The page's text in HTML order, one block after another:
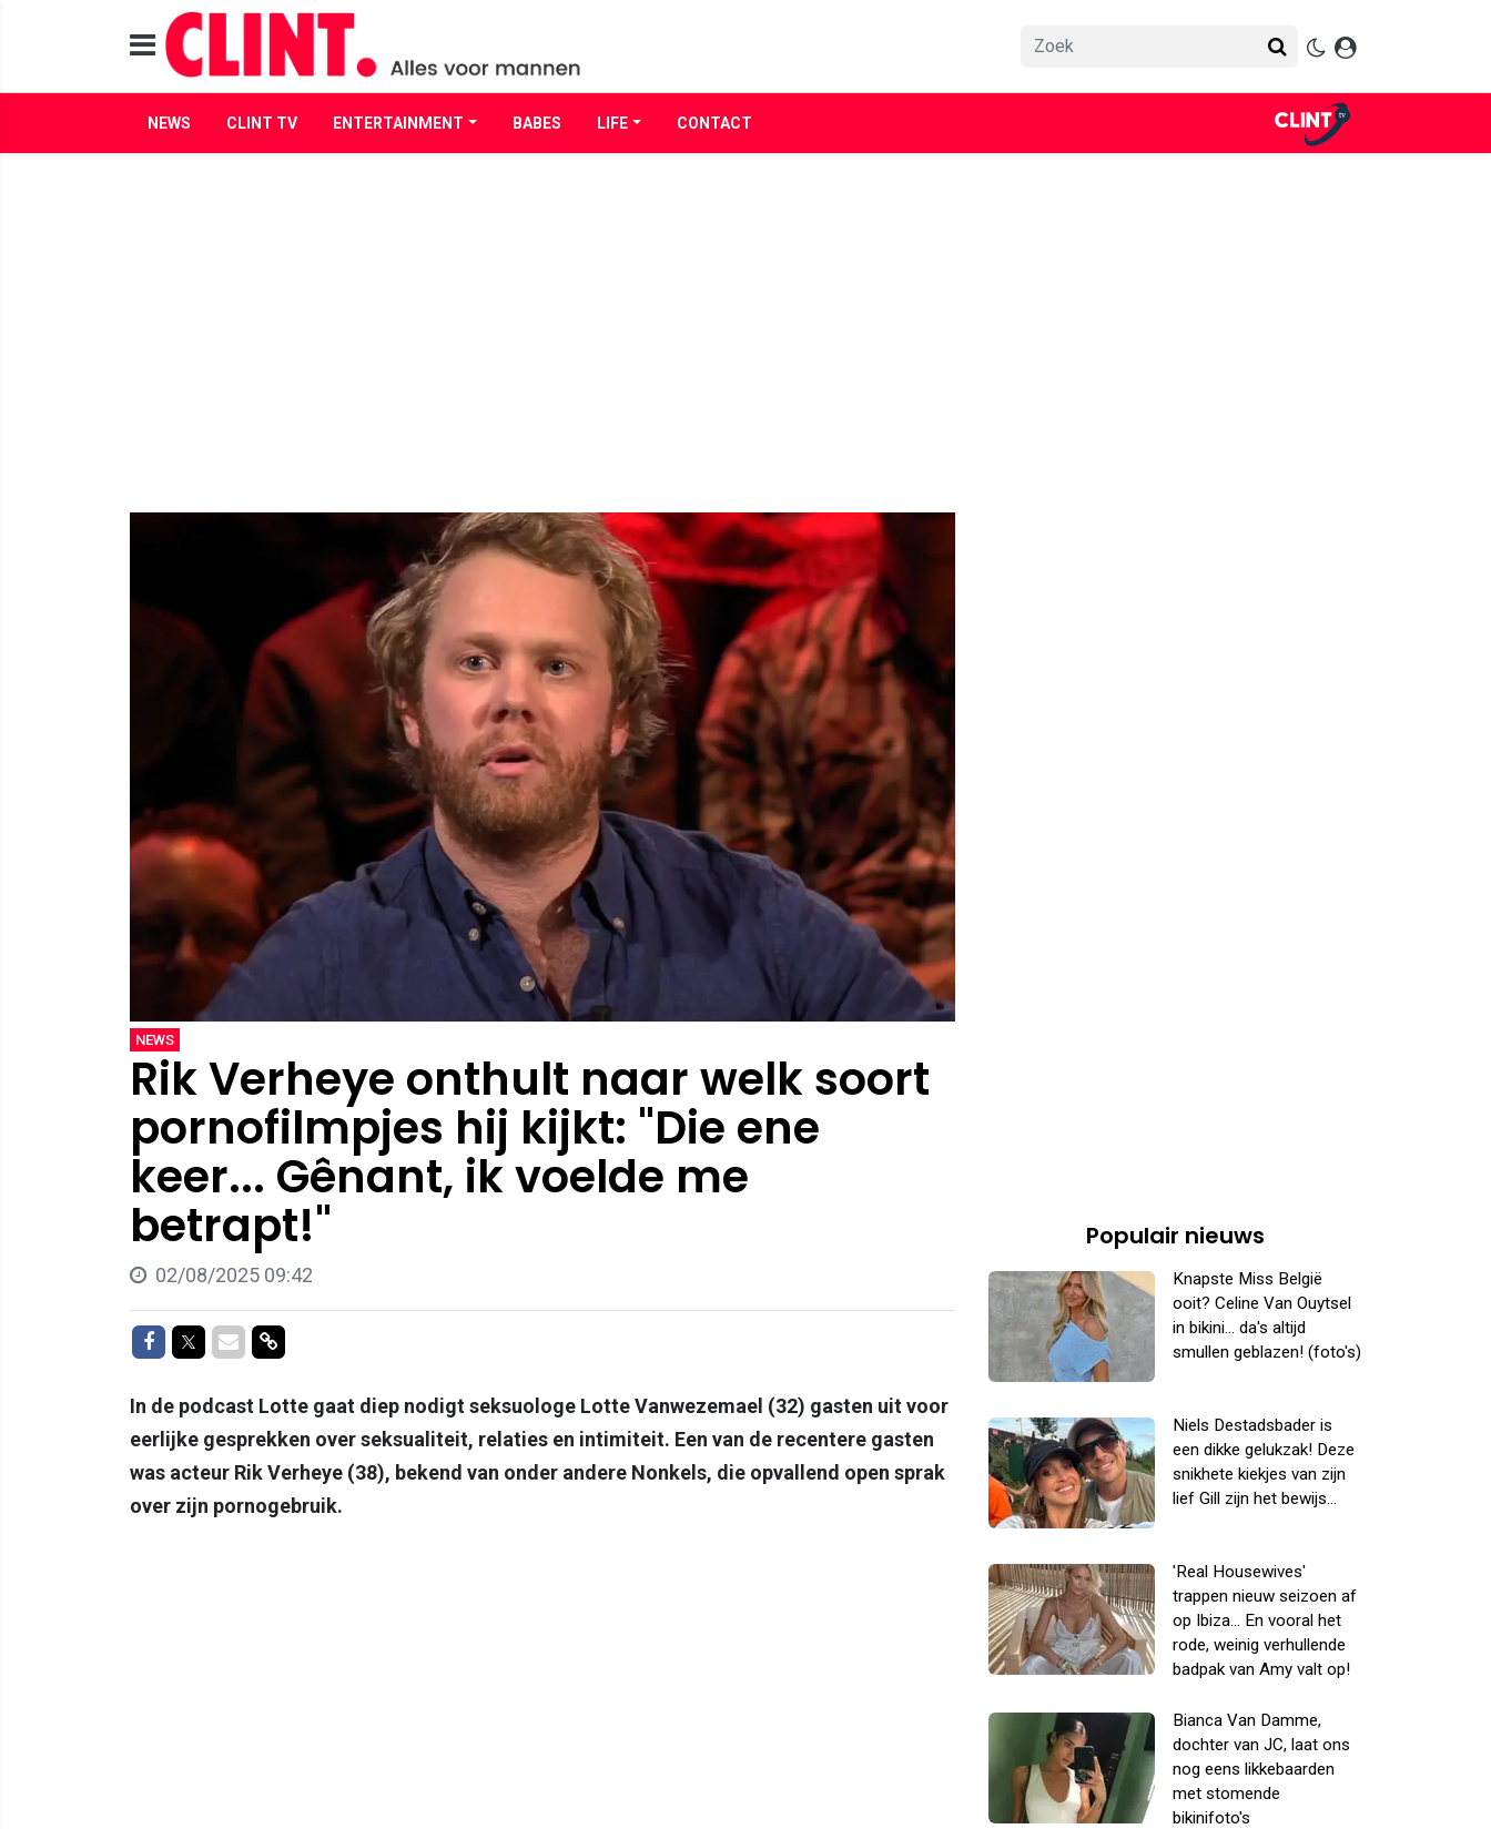
NEWS CLINT TV ENTERTAINMENT BABES LIFE CONTACT
NEWS
Rik Verheye onthult naar welk soort
pornofilmpjes hij kijkt: "Die ene
keer... Gênant, ik voelde me
betrapt!"
02/08/2025 09:42
Delen op Facebook
Delen op Twitter
Delen via Mail
Delen via link
In de podcast Lotte gaat diep nodigt seksuologe Lotte Vanwezemael (32) gasten uit voor
eerlijke gesprekken over seksualiteit, relaties en intimiteit. Een van de recentere gasten
was acteur Rik Verheye (38), bekend van onder andere Nonkels, die opvallend open sprak
over zijn pornogebruik.
Populair nieuws
Knapste Miss België
ooit? Celine Van Ouytsel
in bikini... da's altijd
smullen geblazen! (foto's)
Niels Destadsbader is
een dikke gelukzak! Deze
snikhete kiekjes van zijn
lief Gill zijn het bewijs...
'Real Housewives'
trappen nieuw seizoen af
op Ibiza... En vooral het
rode, weinig verhullende
badpak van Amy valt op!
Bianca Van Damme,
dochter van JC, laat ons
nog eens likkebaarden
met stomende
bikinifoto's